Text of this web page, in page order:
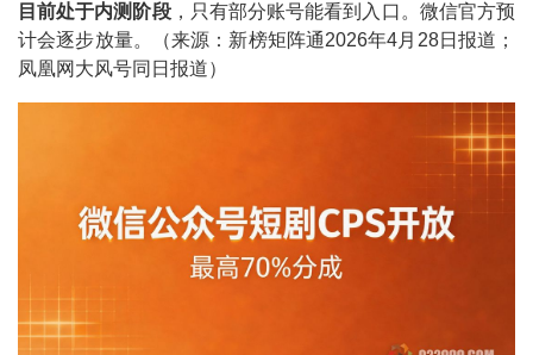
目前处于内测阶段，只有部分账号能看到入口。微信官方预
计会逐步放量。（来源：新榜矩阵通2026年4月28日报道；
凤凰网大风号同日报道）